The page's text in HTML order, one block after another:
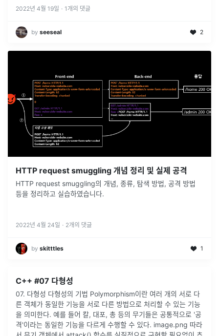
2022년 4월 19일 · 1 개의 댓글
by seeseal 2
HTTP request smuggling 개념 정리 및 실제 공격
HTTP request smuggling의 개념, 종류, 탐색 방법, 공격 방법
등을 정리하고 실습하였습니다.
2022년 4월 24일 · 2개의 댓글
by skitttles 1
C++ #07 다형성
07. 다형성 다형성의 기법 Polymorphism이란 여러 개의 서로 다
른 객체가 동일한 기능을 서로 다른 방법으로 처리할 수 있는 기능
을 의미한다. 예를 들어 칼, 대포, 총 등의 무기들은 공통적으로 '공
격'이라는 동일한 기능을 다르게 수행할 수 있다. image.png 따라